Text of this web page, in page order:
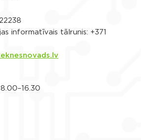
informatīvais tālrunis: +371